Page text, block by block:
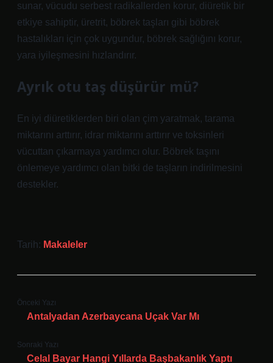
sunar, vücudu serbest radikallerden korur, diüretik bir
etkiye sahiptir, üretrit, böbrek taşları gibi böbrek
hastalıkları için çok uygundur, böbrek sağlığını korur,
yara iyileşmesini hızlandırır.
Ayrık otu taş düşürür mü?
En iyi diüretiklerden biri olan çim yaratmak, tarama
miktarını arttırır, idrar miktarını arttırır ve toksinleri
vücuttan çıkarmaya yardımcı olur. Böbrek taşını
önlemeye yardımcı olan bitki de taşların indirilmesini
destekler.
Tarih: Makaleler
Önceki Yazı
Antalyadan Azerbaycana Uçak Var Mı
Sonraki Yazı
Celal Bayar Hangi Yıllarda Başbakanlık Yaptı